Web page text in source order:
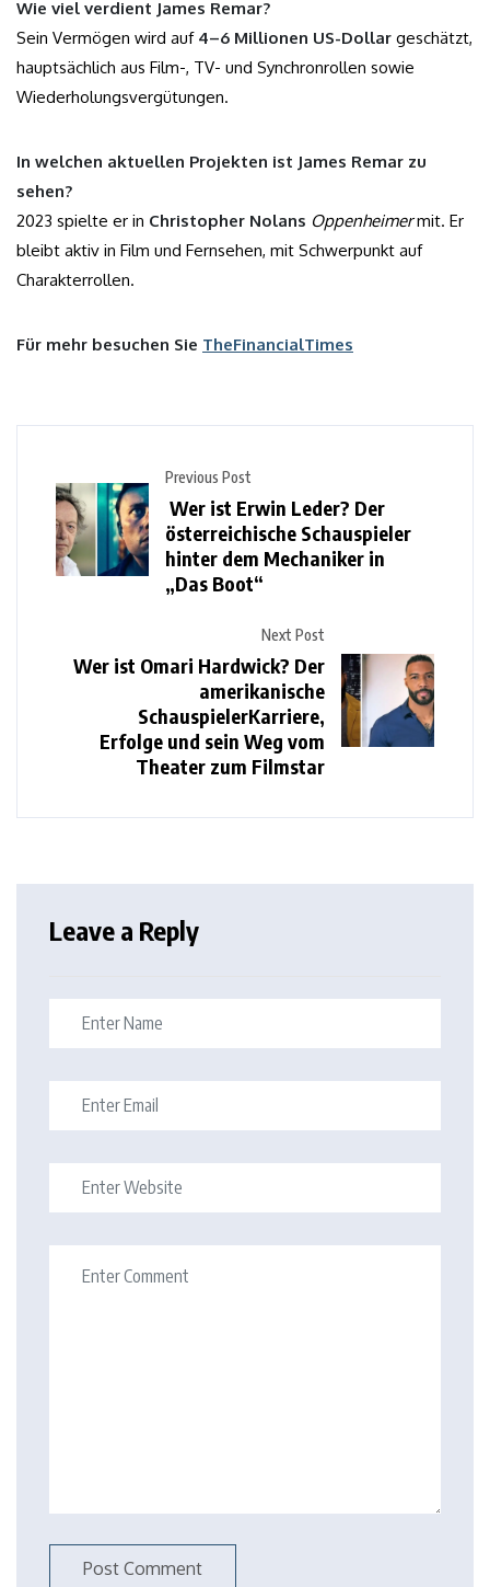
Wie viel verdient James Remar?
Sein Vermögen wird auf 4–6 Millionen US-Dollar geschätzt,
hauptsächlich aus Film-, TV- und Synchronrollen sowie
Wiederholungsvergütungen.
In welchen aktuellen Projekten ist James Remar zu
sehen?
2023 spielte er in Christopher Nolans Oppenheimermit. Er
bleibt aktiv in Film und Fernsehen, mit Schwerpunkt auf
Charakterrollen.
Für mehr besuchen Sie TheFinancialTimes
Previous Post
Wer ist Erwin Leder? Der
österreichische Schauspieler
hinter dem Mechaniker in
„Das Boot“
Next Post
Wer ist Omari Hardwick? Der
amerikanische
SchauspielerKarriere,
Erfolge und sein Weg vom
Theater zum Filmstar
Leave a Reply